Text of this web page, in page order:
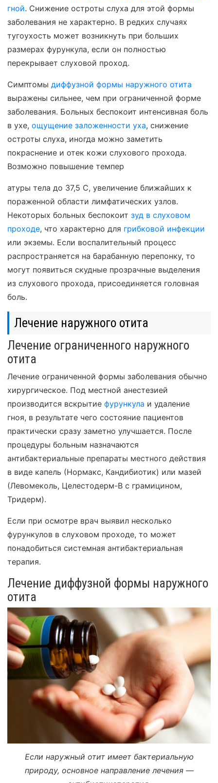
гной. Снижение остроты слуха для этой формы
заболевания не характерно. В редких случаях
тугоухость может возникнуть при больших
размерах фурункула, если он полностью
перекрывает слуховой проход.
Симптомы диффузной формы наружного отита
выражены сильнее, чем при ограниченной форме
заболевания. Больных беспокоит интенсивная боль
в ухе, ощущение заложенности уха, снижение
остроты слуха, иногда можно заметить
покраснение и отек кожи слухового прохода.
Возможно повышение темпер
атуры тела до 37,5 С, увеличение ближайших к
пораженной области лимфатических узлов.
Некоторых больных беспокоит зуд в слуховом
проходе, что характерно для грибковой инфекции
или экземы. Если воспалительный процесс
распространяется на барабанную перепонку, то
могут появиться скудные прозрачные выделения
из слухового прохода, присоединяется головная
боль.
Лечение наружного отита
Лечение ограниченного наружного
отита
Лечение ограниченной формы заболевания обычно
хирургическое. Под местной анестезией
производится вскрытие фурункула и удаление
гноя, в результате чего состояние пациентов
практически сразу заметно улучшается. После
процедуры больным назначаются
антибактериальные препараты местного действия
в виде капель (Нормакс, Кандибиотик) или мазей
(Левомеколь, Целестодерм-В с грамицином,
Тридерм).
Если при осмотре врач выявил несколько
фурункулов в слуховом проходе, то может
понадобиться системная антибактериальная
терапия.
Лечение диффузной формы наружного
отита
Если наружный отит имеет бактериальную
природу, основное направление лечения —